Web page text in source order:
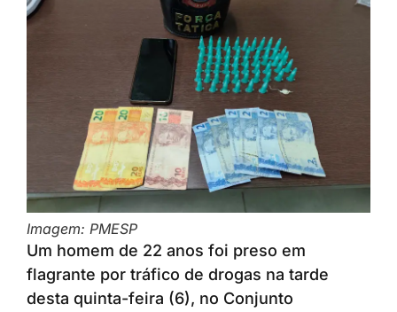
Imagem: PMESP
Um homem de 22 anos foi preso em
flagrante por tráfico de drogas na tarde
desta quinta-feira (6), no Conjunto